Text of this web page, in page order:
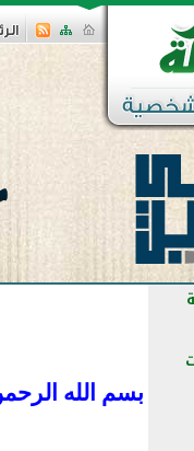
بسم الله